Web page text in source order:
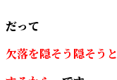
だって
欠落を隠そう隠そうと